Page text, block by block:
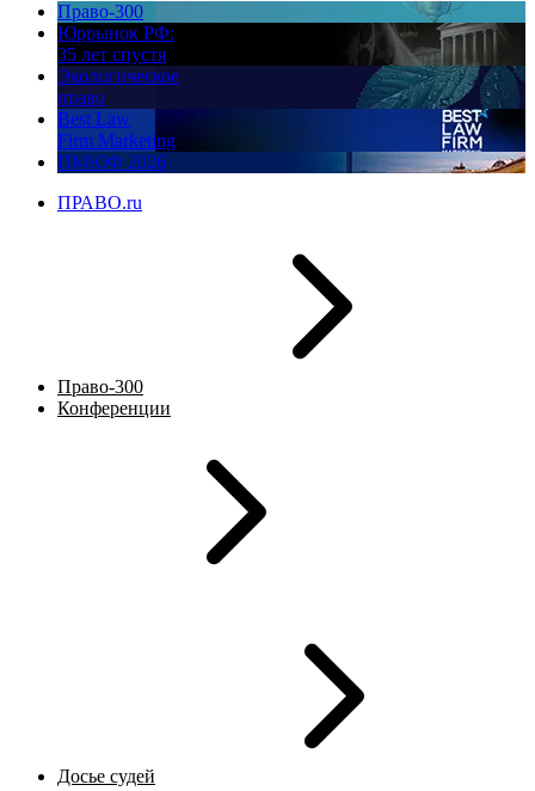
Право-300
Юррынок РФ:
35 лет спустя
Экологическое
право
Best Law
Firm Marketing
ПМЮФ 2026
ПРАВО.ru
Право-300
Конференции
Досье судей